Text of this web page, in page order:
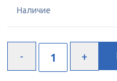
Наличие